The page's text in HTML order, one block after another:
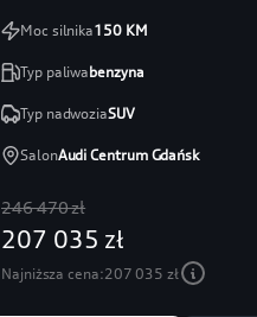
Moc silnika150KM
Typ paliwabenzyna
Typ nadwoziaSUV
SalonAudi Centrum Gdańsk
246 470 zł
207 035 zł
Najniższa cena:207 035 zł